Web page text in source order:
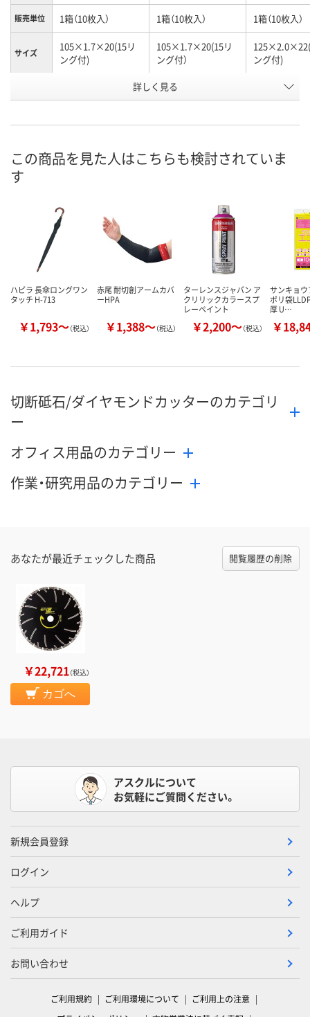
販売単位 1箱（10枚入） 1箱（10枚入） 1箱（10枚入）
サイズ
105×1.7×20(15リ
ング付)
105×1.7×20(15リ
ング付）
ング付)
LP4
号
お届け日
数量
カゴへ カゴへ カ
詳しく見る
この商品を見た人はこちらも検討されていま
す
ハピラ 長傘ロングワン
タッチ H-713
￥1,793～（税込）
赤尾 耐切創アームカバ
ーHPA
￥1,388～（税込）
ターレンスジャパン ア
クリリックカラースプ
レーペイント
￥2,200～（税込）
サンキョ
ポリ袋
厚 U…
￥
切断砥石/ダイヤモンドカッターのカテゴリ
ー
オフィス用品のカテゴリー
作業・研究用品のカテゴリー
あなたが最近チェックした商品 閲覧履歴の削除
￥22,721（税込）
カゴへ
アスクルについて
お気軽にご質問ください。
新規会員登録
ログイン
ヘルプ
ご利用ガイド
お問い合わせ
ご利用規約 ご利用環境について
ご利用上の注意